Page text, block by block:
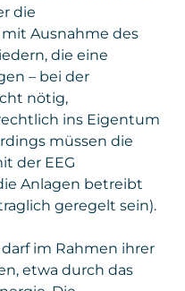
die
Ausnahme des
die eine
– bei der
nötig,
ins Eigentum
müssen die
der EEG
Anlagen betreibt
geregelt sein).
im Rahmen ihrer
etwa durch das